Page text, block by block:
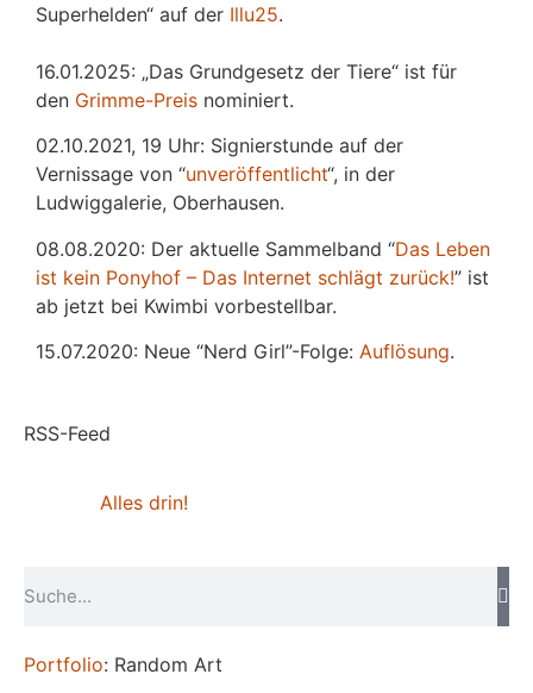
Superhelden“ auf der Illu25.
16.01.2025: „Das Grundgesetz der Tiere“ ist für
den Grimme-Preis nominiert.
02.10.2021, 19 Uhr: Signierstunde auf der
Vernissage von “unveröffentlicht“, in der
Ludwiggalerie, Oberhausen.
08.08.2020: Der aktuelle Sammelband “Das Leben
ist kein Ponyhof – Das Internet schlägt zurück!” ist
ab jetzt bei Kwimbi vorbestellbar.
15.07.2020: Neue “Nerd Girl”-Folge: Auflösung.
RSS-Feed
Alles drin!
Portfolio: Random Art